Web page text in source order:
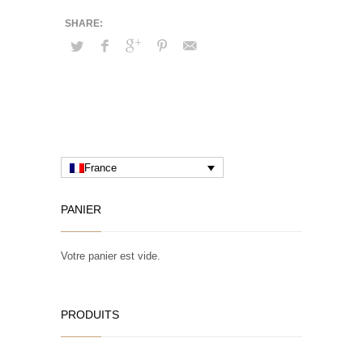
France
PANIER
Votre panier est vide.
PRODUITS